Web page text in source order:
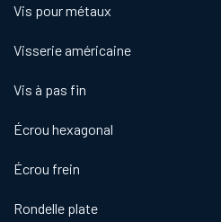
Vis pour métaux
Visserie américaine
Vis à pas fin
Écrou hexagonal
Écrou frein
Rondelle plate